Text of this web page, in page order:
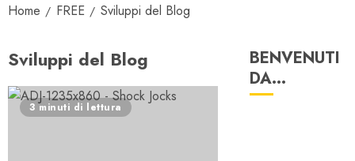
Home FREE Sviluppi del Blog
Sviluppi del Blog
3 minuti di lettura
BENVENUTI
DA…